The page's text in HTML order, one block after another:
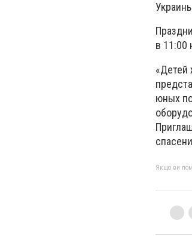
в 11:00
«Детей
юных
Якщо ви